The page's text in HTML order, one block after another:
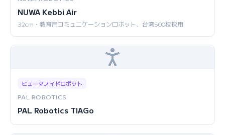
NUWA Kebbi Air
32cm・教育用コミュニケーションロボット、台湾500校採用
ヒューマノイドロボット
PAL ROBOTICS
PAL Robotics TIAGo